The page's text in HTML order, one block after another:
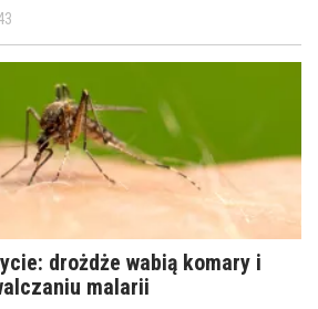
drożdże wabią komary i
malarii